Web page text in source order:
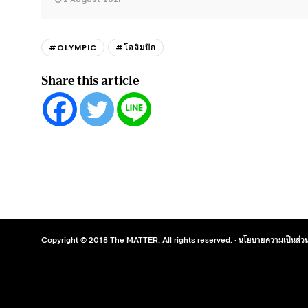
#OLYMPIC #โอลิมปิก
Share this article
Copyright © 2018 The MATTER. All rights reserved. ·นโยบายความเป็นส่ว